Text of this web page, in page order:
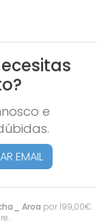
Aroa por199,00€.
e
EMAIL